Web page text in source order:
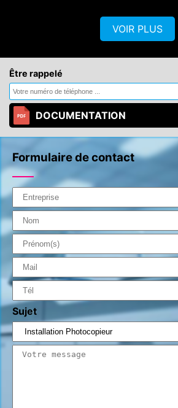
VOIR PLUS
Être rappelé
DOCUMENTATION
Formulaire de contact
Sujet